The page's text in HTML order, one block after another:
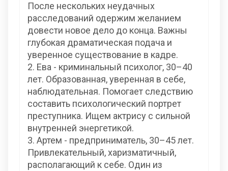
После нескольких неудачных
расследований одержим желанием
довести новое дело до конца. Важны
глубокая драматическая подача и
уверенное существование в кадре.
2. Ева - криминальный психолог, 30–40
лет. Образованная, уверенная в себе,
наблюдательная. Помогает следствию
составить психологический портрет
преступника. Ищем актрису с сильной
внутренней энергетикой.
3. Артем - предприниматель, 30–45 лет.
Привлекательный, харизматичный,
располагающий к себе. Один из